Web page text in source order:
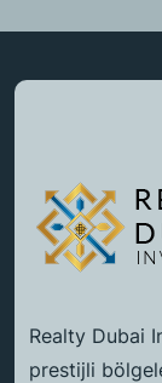
Realty Dubai
prestijli